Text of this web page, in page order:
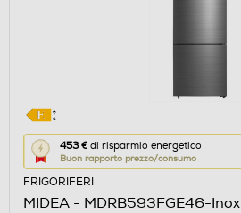
453 € di risparmio energetico
Buon rapporto prezzo/consumo
Questa
azione
aprirà
FRIGORIFERI
MIDEA - MDRB593FGE46-Inox